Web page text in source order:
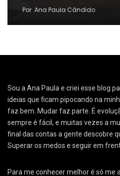
Por Ana Paula Cândido
Sou a Ana Paula e criei esse blog
ideias que ficam pipocando na
faz bem. Mudar faz parte. É
sempre é fácil, e muitas vezes a
final das contas a gente descobre
Superar os medos e seguir em
Para me conhecer melhor é só me